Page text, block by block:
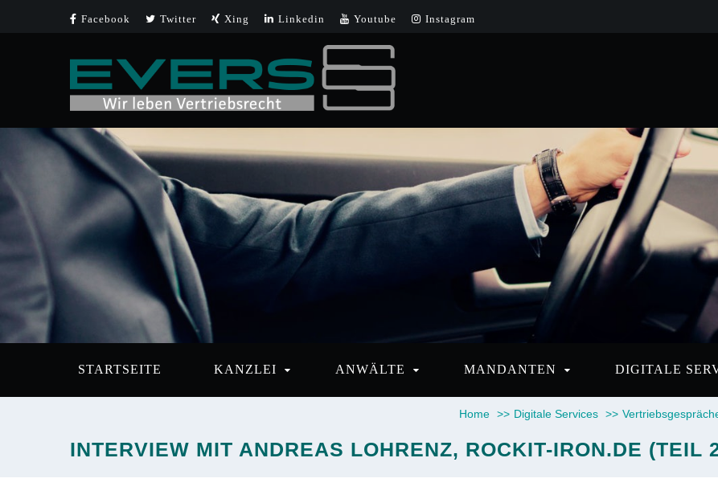
Facebook Twitter Xing Linkedin Youtube Instagram
STARTSEITE KANZLEI ANWÄLTE MANDANTEN DIGITALE
Home >> Digitale Services >>
INTERVIEW MIT ANDREAS LOHRENZ, ROCKIT-IRON.DE (TEIL